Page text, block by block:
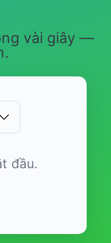
vài giây —
đầu.